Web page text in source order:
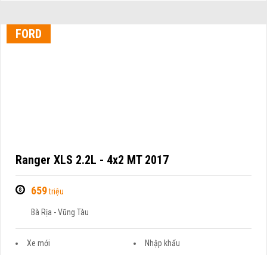
FORD
Ranger XLS 2.2L - 4x2 MT 2017
659triệu
Bà Rịa - Vũng Tàu
Xe mới
Nhập khẩu